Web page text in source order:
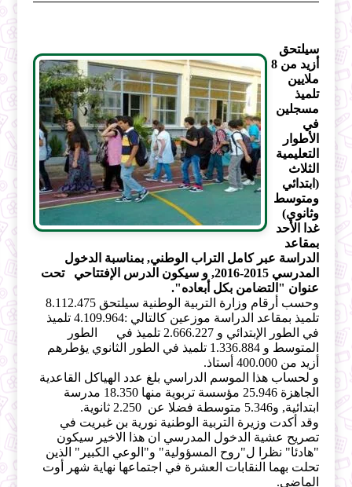
سيلتحق
أزيد من 8
ملايين
تلميذ
مسجلين
في
الأطوار
التعليمية
الثلاث
(ابتدائي
ومتوسط
وثانوي)
غدا الأحد
بمقاعد
الدراسة عبر كامل التراب الوطني, بمناسبة الدخول
المدرسي 2015-2016, و سيكون الدرس الإفتتاحي تحت
عنوان "التضامن بكل أبعاده".
وحسب أرقام وزارة التربية الوطنية سيلتحق 8.112.475
تلميذ بمقاعد الدراسة موزعين كالتالي :4.109.964 تلميذ
في الطور الإبتدائي و 2.666.227 تلميذ في الطور
المتوسط و 1.336.884 تلميذ في الطور الثانوي يؤطرهم
أزيد من 400.000 أستاذ.
و لحساب هذا الموسم الدراسي بلغ عدد الهياكل القاعدية
الجاهزة 25.946 مؤسسة تربوية منها 18.350 مدرسة
ابتدائية, و5.346 متوسطة فضلا عن 2.250 ثانوية.
وقد أكدت وزيرة التربية الوطنية نورية بن غبريت في
تصريح عشية الدخول المدرسي ان هذا الاخير سيكون
"هادئا" نظرا ل"روح المسؤولية" و"الوعي الكبير" الذين
تحلت بهما النقابات العشرة في اجتماعها نهاية شهر أوت
الماضي.